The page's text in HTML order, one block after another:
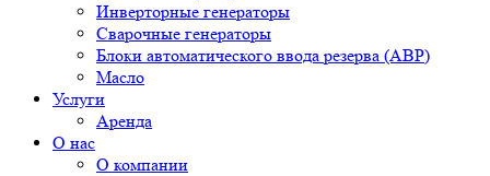
Инверторные генераторы
Сварочные генераторы
Блоки автоматического ввода резерва (АВР)
Масло
Услуги
Аренда
О нас
О компании